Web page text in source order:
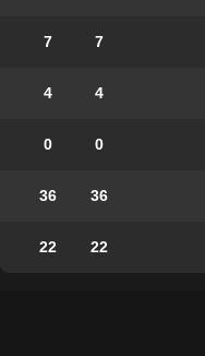
7
7
4
4
0
0
36
36
22
22